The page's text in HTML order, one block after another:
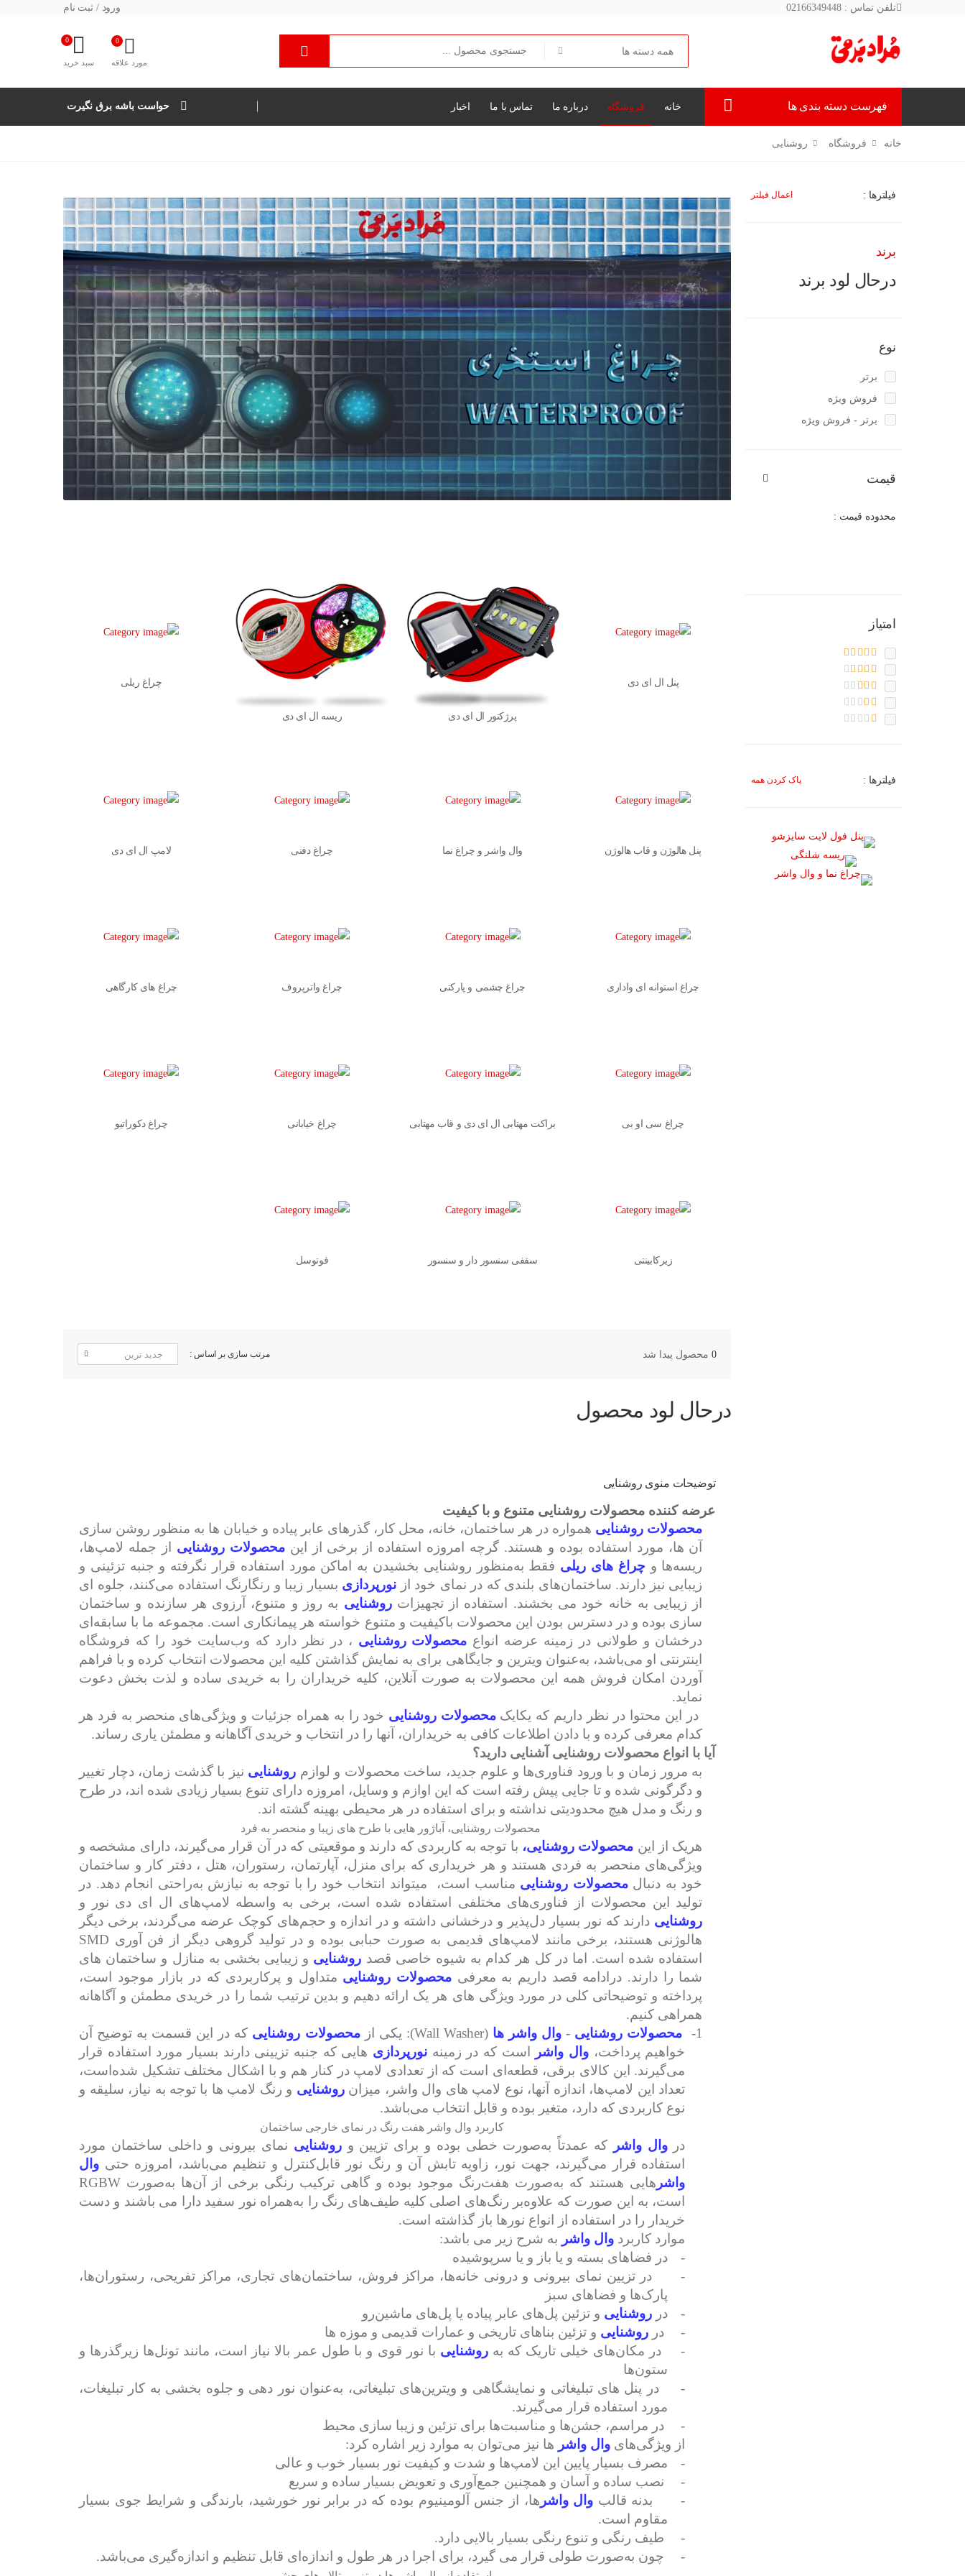
تلفن تماس : 02166349448 ورود / ثبت نام
0
مورد علاقه
0
سبد خرید
فهرست دسته بندی ها خانه فروشگاه درباره ما تماس با ما اخبار حواست باشه برق نگیرت
خانه فروشگاه روشنایی
پنل ال ای دی
پرژکتور ال ای دی ریسه ال ای دی
چراغ ریلی
پنل هالوژن و قاب هالوژن وال واشر و چراغ نما چراغ دفنی لامپ ال ای دی
چراغ استوانه ای واداری چراغ چشمی و پارکتی چراغ واترپروف چراغ های کارگاهی
چراغ سی او بی براکت مهتابی ال ای دی و قاب مهتابی چراغ خیابانی چراغ دکوراتیو
زیرکابینتی سقفی سنسور دار و سنسور فوتوسل
0محصول پیدا شد مرتب سازی بر اساس :
درحال لود محصول
توضیحات منوی روشنایی
عرضه کننده محصولات روشنایی متنوع و با کیفیت
محصولات روشنایی همواره در هر ساختمان، خانه، محل کار، گذرهای عابر پیاده و خیابان ها به منظور روشن سازی
آن ها، مورد استفاده بوده و هستند. گرچه امروزه استفاده از برخی از اینمحصولات روشنایی
از جمله لامپ‌ها،
ریسه‌ها و چراغ های ریلی فقط به‌منظور روشنایی بخشیدن به اماکن مورد استفاده قرار نگرفته و جنبه تزئینی و
زیبایی نیز دارند. ساختمان‌های بلندی که در نمای خود از نورپردازی بسیار زیبا و رنگارنگ استفاده می‌کنند، جلوه ای
از زیبایی به خانه خود می بخشند. استفاده از تجهیزاتروشنایی به ‌روز و متنوع، آرزوی هر سازنده و ساختمان‌
سازی بوده و در دسترس بودن این محصولات باکیفیت و متنوع خواسته هر پیمانکاری است. مجموعه ما با سابقه‌ای
درخشان و طولانی در زمینه عرضه انواع محصولات روشنایی ، در نظر دارد که وب‌سایت خود را که فروشگاه
اینترنتی او می‌باشد، به‌عنوان ویترین و جایگاهی برای به نمایش گذاشتن کلیه این محصولات انتخاب کرده و با فراهم
آوردن امکان فروش همه این محصولات به ‌صورت آنلاین، کلیه خریداران را به خریدی ساده و لذت بخش دعوت
نماید.
در این محتوا در نظر داریم که یکایکمحصولات روشنایی خود را به همراه جزئیات و ویژگی‌های منحصر به ‌فرد هر
کدام معرفی کرده و با دادن اطلاعات کافی به خریداران، آنها را در انتخاب و خریدی آگاهانه و مطمئن یاری رساند.
آیا با انواع محصولات روشنایی آشنایی دارید؟
به‌ مرور زمان و با ورود فناوری‌ها و علوم جدید، ساخت محصولات و لوازم روشنایی نیز با گذشت زمان، دچار تغییر
و دگرگونی شده و تا جایی پیش رفته است که این اوازم و وسایل، امروزه دارای تنوع بسیار زیادی شده اند، در طرح
و رنگ و مدل هیچ محدودیتی نداشته و برای استفاده در هر محیطی بهینه گشته اند.
محصولات روشنایی، آباژور هایی با طرح های زیبا و منحصر به فرد
هریک از این محصولات روشنایی، با توجه به کاربردی که دارند و موقعیتی که در آن قرار می‌گیرند، دارای مشخصه و
ویژگی‌های منحصر به ‌فردی هستند و هر خریداری که برای منزل، آپارتمان، رستوران، هتل ، دفتر کار و ساختمان
خود به دنبالمحصولات روشنایی مناسب است،
میتواند انتخاب خود را با توجه به نیازش به‌راحتی انجام دهد. در
تولید این محصولات از فناوری‌های مختلفی استفاده شده‌ است، برخی به واسطه لامپ‌های ال ‌ای ‌دی نور و
روشنایی دارند که نور بسیار دل‌پذیر و درخشانی داشته و در اندازه و حجم‌های کوچک عرضه می‌گردند، برخی دیگر
هالوژنی هستند، برخی مانند لامپ‌های قدیمی به ‌صورت حبابی بوده و در تولید گروهی دیگر از فن آوری SMD
استفاده شده ‌است. اما در کل هر کدام به شیوه خاصی قصد روشنایی و زیبایی بخشی به منازل و ساختمان های
شما را دارند. درادامه قصد داریم به معرفی محصولات روشنایی متداول و پرکاربردی که در بازار موجود است،
پرداخته و توضیحاتی کلی در مورد ویژگی های هر یک ارائه دهیم و بدین‌ ترتیب شما را در خریدی مطمئن و آگاهانه
همراهی کنیم.
1-
محصولات روشنایی - وال واشر ها (
Wall Washer
): یکی ازمحصولات روشنایی که در این قسمت به توضیح آن
خواهیم پرداخت، وال واشر است که در زمینه نورپردازی هایی که جنبه تزیینی دارند بسیار مورد استفاده قرار
می‌گیرند. این کالای برقی، قطعه‌ای است که از تعدادی لامپ در کنار هم و با اشکال مختلف تشکیل شده‌است،
تعداد این لامپ‌ها، اندازه آنها، نوع لامپ های وال واشر، میزانروشنایی و رنگ لامپ ها با توجه به نیاز، سلیقه و
نوع کاربردی که دارد، متغیر بوده و قابل انتخاب می‌باشد.
کاربرد وال واشر هفت رنگ در نمای خارجی ساختمان
دروال واشر که عمدتاً به‌صورت خطی بوده و برای تزیین وروشنایی نمای بیرونی و داخلی ساختمان مورد
استفاده قرار می‌گیرند، جهت نور، زاویه تابش آن و رنگ نور قابل‌کنترل و تنظیم می‌باشد، امروزه حتی وال
واشر‌ هایی هستند که به‌صورت هفت‌رنگ موجود بوده و گاهی ترکیب رنگی برخی از آن‌ها به‌صورت RGBW
است، به این صورت که علاوه‌بر رنگ‌های اصلی کلیه طیف‌های رنگ را به‌همراه نور سفید دارا می باشند و دست
خریدار را در استفاده از انواع نورها باز گذاشته ‌است.
موارد کاربرد وال واشر به شرح زیر می باشد:
-
در فضاهای بسته و یا باز و یا سرپوشیده
-
در تزیین نمای بیرونی و درونی خانه‌ها، مراکز فروش، ساختمان‌های تجاری، مراکز تفریحی، رستوران‌ها،
پارک‌ها و فضاهای سبز
-
در روشنایی و تزئین پل‌های عابر پیاده یا پل‌های ماشین‌رو
-
در روشنایی و تزئین بناهای تاریخی و عمارات قدیمی و موزه ها
-
در مکان‌های خیلی تاریک که بهروشنایی با نور قوی و با طول عمر بالا نیاز است، مانند تونل‌ها زیرگذرها و
ستون‌ها
-
در پنل های تبلیغاتی و نمایشگاهی و ویترین‌های تبلیغاتی، به‌عنوان نور دهی و جلوه بخشی به کار تبلیغات،
مورد استفاده قرار می‌گیرند.
-
در مراسم، جشن‌ها و مناسبت‌ها برای تزئین و زیبا سازی محیط
از ویژگی‌های وال واشر ها نیز می‌توان به موارد زیر اشاره کرد:
-
مصرف بسیار پایین این لامپ‌ها و شدت و کیفیت نور بسیار خوب و عالی
-
نصب ساده و آسان و همچنین جمع‌آوری و تعویض بسیار ساده و سریع
-
بدنه قالب وال واشر ها، از جنس آلومینیوم بوده که در برابر نور خورشید، بارندگی و شرایط جوی بسیار
مقاوم است.
-
طیف رنگی و تنوع رنگی بسیار بالایی دارد.
-
چون به‌صورت طولی قرار می گیرد، برای اجرا در هر طول و اندازه‌ای قابل تنظیم و ‌اندازه‌گیری می‌باشد.
فیلترها : اعمال فیلتر
برند
درحال لود برند
نوع
برتر
فروش ویژه
برتر - فروش ویژه
قیمت
محدوده قیمت :
امتیاز
فیلترها : پاک کردن همه